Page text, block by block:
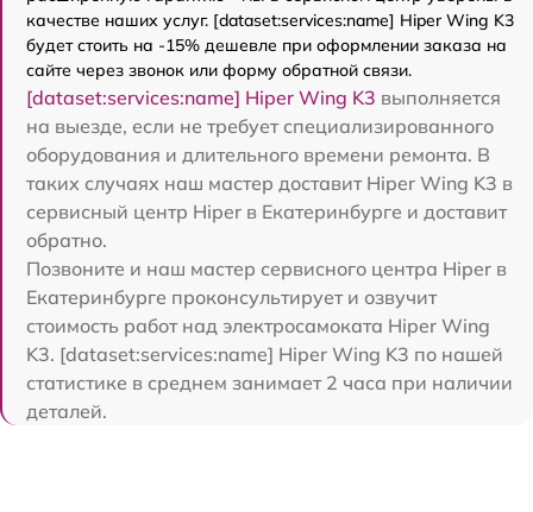
качестве наших услуг. [dataset:services:name] Hiper Wing K3
будет стоить на -15% дешевле при оформлении заказа на
сайте через звонок или форму обратной связи.
[dataset:services:name] Hiper Wing K3 выполняется
на выезде, если не требует специализированного
оборудования и длительного времени ремонта. В
таких случаях наш мастер доставит Hiper Wing K3 в
сервисный центр Hiper в Екатеринбурге и доставит
обратно.
Позвоните и наш мастер сервисного центра Hiper в
Екатеринбурге проконсультирует и озвучит
стоимость работ над электросамоката Hiper Wing
K3. [dataset:services:name] Hiper Wing K3 по нашей
статистике в среднем занимает 2 часа при наличии
деталей.